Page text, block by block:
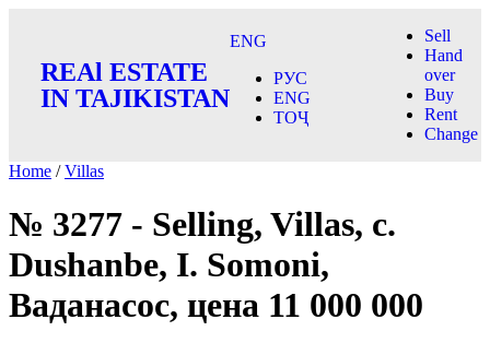
REAl ESTATE
IN TAJIKISTAN
ENG
РУС
ENG
ТОҶ
Sell
Hand
over
Buy
Rent
Change
Home /Villas
№ 3277 - Selling, Villas, c.
Dushanbe, I. Somoni,
Ваданасос, цена 11 000 000